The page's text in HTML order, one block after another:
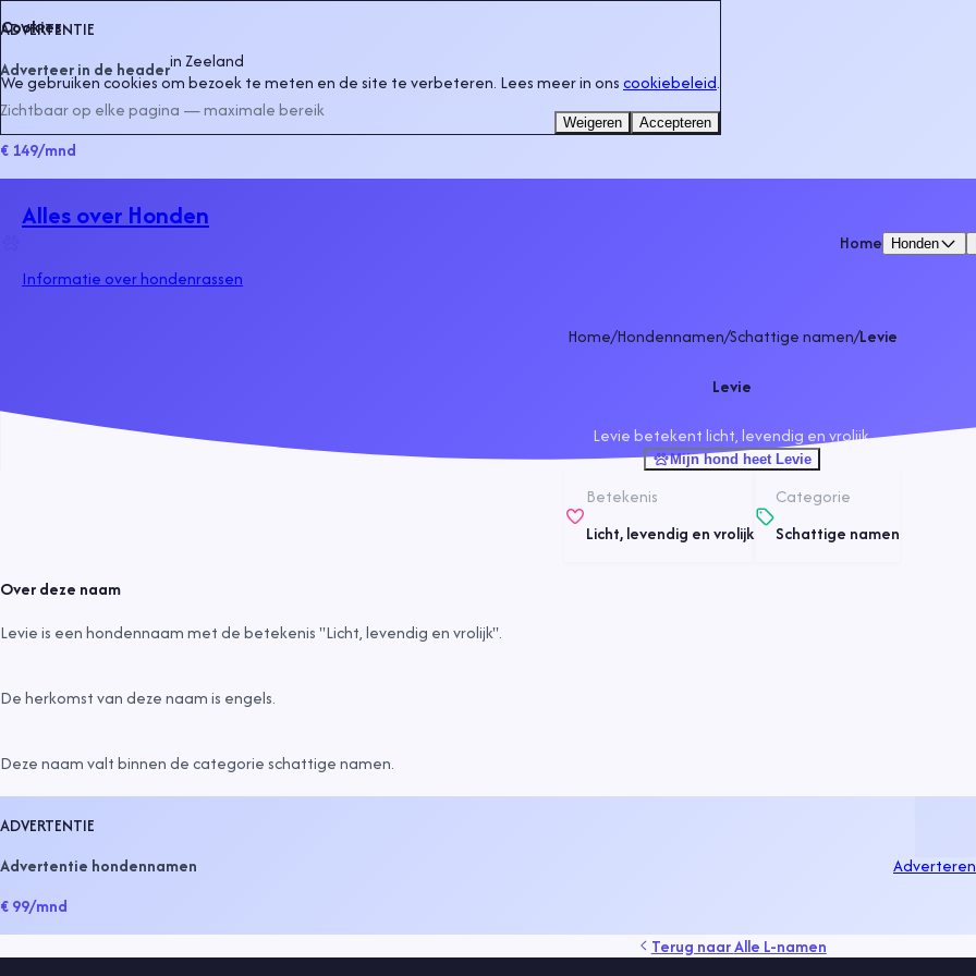
ADVERTENTIE
Adverteer in de headerinZeeland
Zichtbaar op elke pagina — maximale bereik
€ 149/mnd
Alles over Honden
Informatie over hondenrassen
Home Honden
Home/Hondennamen/Schattige namen/Levie
Levie
Levie betekent licht, levendig en vrolijk.
Mijn hond heet Levie
Betekenis
Licht, levendig en vrolijk
Categorie
Schattige namen
Over deze naam
Levie is een hondennaam met de betekenis "Licht, levendig en vrolijk".
De herkomst van deze naam is engels.
Deze naam valt binnen de categorieschattige namen.
ADVERTENTIE
Advertentie hondennamen
€ 99/mnd
Adverteren
Terug naarAlle L-namen
Cookies
We gebruiken cookies om bezoek te meten en de site te verbeteren. Lees meer in onscookiebeleid.
Weigeren Accepteren